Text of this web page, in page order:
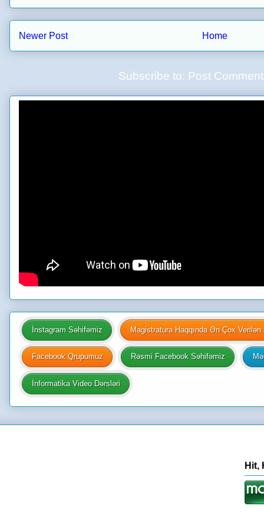
Newer Post Home
Subscribe to: Post
İnstagram Səhifəmiz Magistratura Haqqında Ən Çox Verilən
Facebook Qrupumuz Rəsmi Facebook Səhifəmiz
İnformatika Video Dərsləri
Hit,